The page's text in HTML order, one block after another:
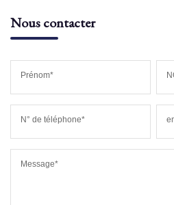
Nous contacter
Prénom*
N° de téléphone*
Message*